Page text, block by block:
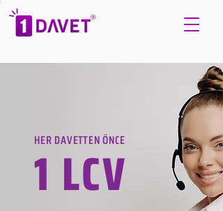
HER DAVETTEN ÖNCE
1 LCV